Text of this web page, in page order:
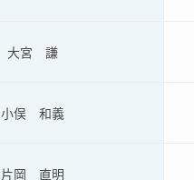
大宮 謙
小俣 和義
片岡 直明